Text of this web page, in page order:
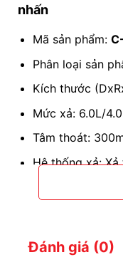
nhấn
Mã sản phẩm:
Phân loại sản
Kích thước
Mức xả: 6.0L/
Tâm thoát:
Hệ thống xả:
Kỹ thuật xả: Xả
đóng êm.
Đánh giá (0)